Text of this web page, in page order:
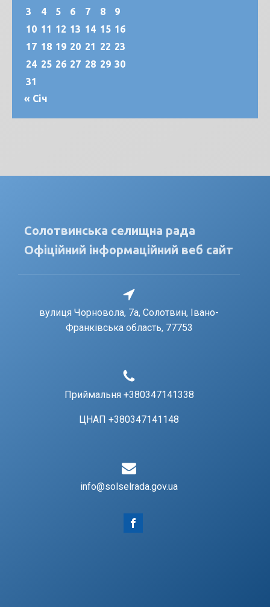
3
4 5 6 7 8
9
10 11 12 13 14 15 16
17 18 19 20 21 22 23
24 25 26 27 28 29 30
31
« Січ
Солотвинська селищна рада
Офіційний інформаційний веб сайт
вулиця Чорновола, 7a, Солотвин, Івано-
Франківська область, 77753
Приймальня +380347141338
ЦНАП +380347141148
info@solselrada.gov.ua